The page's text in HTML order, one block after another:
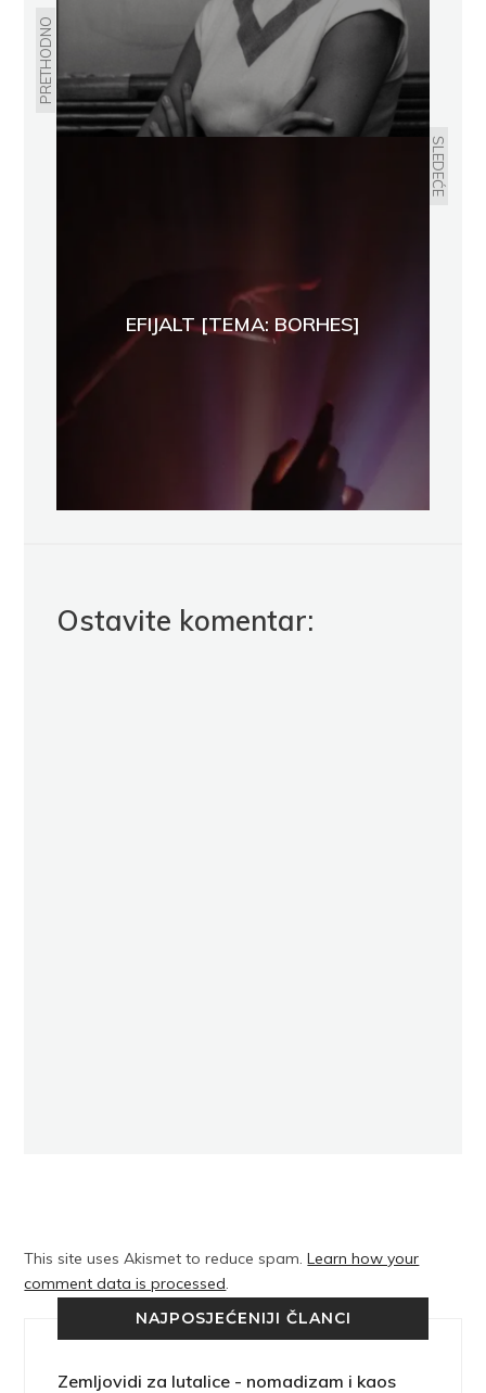
PRETHODNO
SLEDEĆE
EFIJALT [TEMA: BORHES]
Ostavite komentar:
This site uses Akismet to reduce spam.Learn how your
comment data is processed.
NAJPOSJEĆENIJI ČLANCI
Zemljovidi za lutalice - nomadizam i kaos